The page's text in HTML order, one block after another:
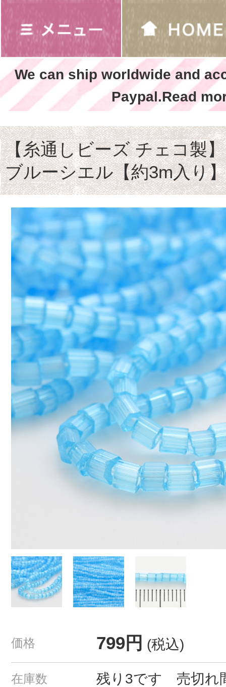
We can ship worldwide and
Paypal.Read
【糸通しビーズ チェコ製
ブルーシエル【約3m入り】
価格 799円 (税込)
在庫数 残り3です 売切れ